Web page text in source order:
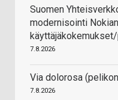
Suomen
modernisointi
7.8.2026
Via dolorosa
7.8.2026